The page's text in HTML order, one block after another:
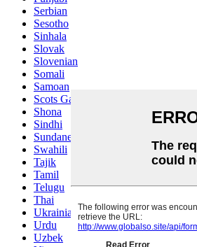
Serbian
Sesotho
Sinhala
Slovak
Slovenian
Somali
Samoan
Scots Gaelic
Shona
Sindhi
Sundanese
Swahili
Tajik
Tamil
Telugu
Thai
Ukrainian
Urdu
Uzbek